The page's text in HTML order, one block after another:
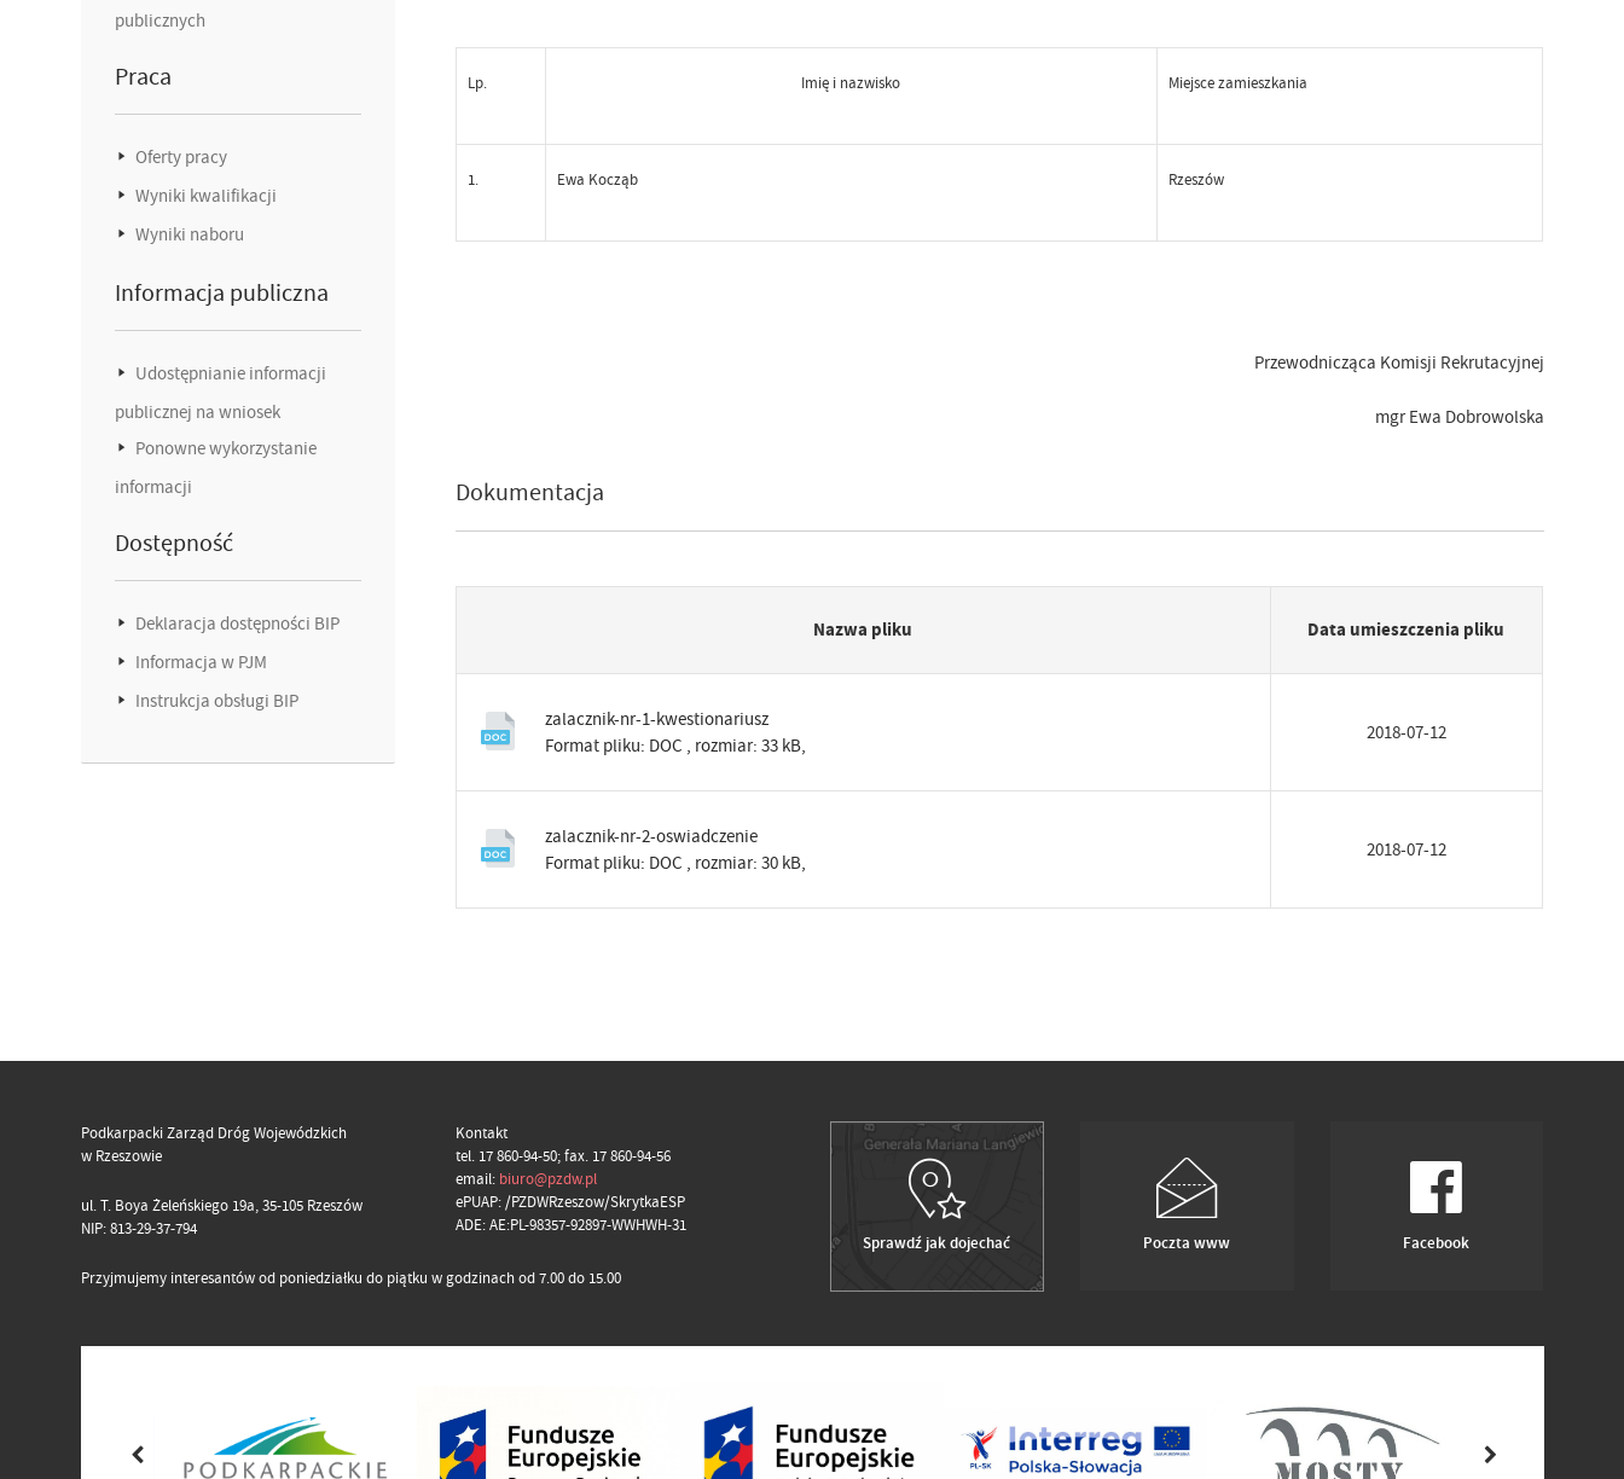
publicznych
Praca
Oferty pracy
Wyniki kwalifikacji
Wyniki naboru
Informacja publiczna
Udostępnianie informacji
publicznej na wniosek
Ponowne wykorzystanie
informacji
Dostępność
Deklaracja dostępności BIP
Informacja w PJM
Instrukcja obsługi BIP
Lp. Imię i nazwisko Miejsce zamieszkania
1. Ewa Kocząb Rzeszów
Przewodnicząca Komisji Rekrutacyjnej
mgr Ewa Dobrowolska
Dokumentacja
Nazwa pliku Data umieszczenia pliku
zalacznik-nr-1-kwestionariusz
Format pliku: DOC , rozmiar: 33 kB,
2018-07-12
zalacznik-nr-2-oswiadczenie
Format pliku: DOC , rozmiar: 30 kB,
2018-07-12
Podkarpacki Zarząd Dróg Wojewódzkich
w Rzeszowie
ul. T. Boya Żeleńskiego 19a, 35-105 Rzeszów
NIP: 813-29-37-794
Kontakt
tel. 17 860-94-50; fax. 17 860-94-56
email: biuro@pzdw.pl
ePUAP: /PZDWRzeszow/SkrytkaESP
ADE: AE:PL-98357-92897-WWHWH-31
Przyjmujemy interesantów od poniedziałku do piątku w godzinach od 7.00 do 15.00
Sprawdź jak dojechać Poczta www Facebook